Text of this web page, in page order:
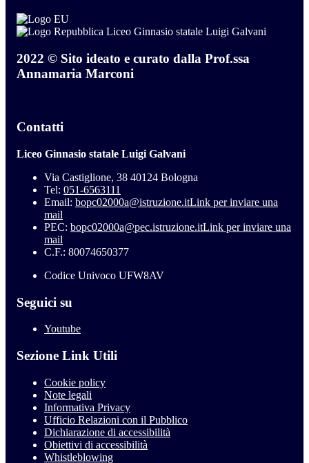
Liceo Ginnasio statale Luigi Galvani
2022 © Sito ideato e curato dalla Prof.ssa
Annamaria Marconi
Contatti
Liceo Ginnasio statale Luigi Galvani
Via Castiglione, 38 40124 Bologna
Tel: 051-6563111
Email: bopc02000a@istruzione.itLink per inviare una
mail
PEC: bopc02000a@pec.istruzione.itLink per inviare una
mail
C.F.: 80074650377
Codice Univoco UFW8AV
Seguici su
Youtube
Sezione Link Utili
Cookie policy
Note legali
Informativa Privacy
Ufficio Relazioni con il Pubblico
Dichiarazione di accessibilità
Obiettivi di accessibilità
Whistleblowing